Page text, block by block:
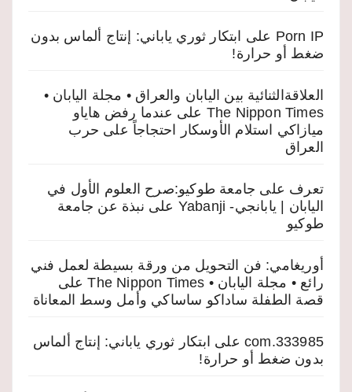
Porn IP على
ابتكار ثوري ياباني: إنتاج ألماس بدون
ضغط أو حرارة!
العلاقةالثنائية بين اليابان والعراق • مجلة اليابان •
The Nippon Times على عندما رفض هاياو
ميازاكي استلام الأوسكار احتجاجاً على حرب
العراق
تعرف على جامعة طوكيو:صرح العلوم الأول في
اليابان | يابانجي- Yabanji
على نبذة عن جامعة
طوكيو
أوريغامي: فن التحويل من ورقة بسيطة لعمل فني
رائع • مجلة اليابان • The Nippon Times
على
قصة الطفلة ساداكو ساساكي وأمل وسط المعاناة
333985.com على ابتكار ثوري ياباني: إنتاج ألماس
بدون ضغط أو حرارة!